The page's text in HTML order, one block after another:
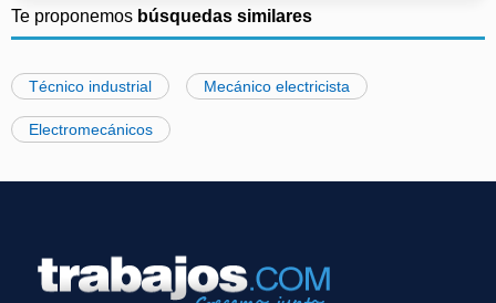
Te proponemos búsquedas similares
Técnico industrial Mecánico electricista
Electromecánicos